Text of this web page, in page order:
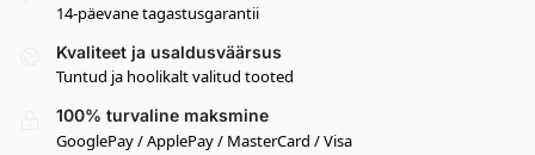
14-päevane tagastusgarantii
Kvaliteet ja usaldusväärsus
Tuntud ja hoolikalt valitud tooted
100% turvaline maksmine
GooglePay / ApplePay / MasterCard / Visa